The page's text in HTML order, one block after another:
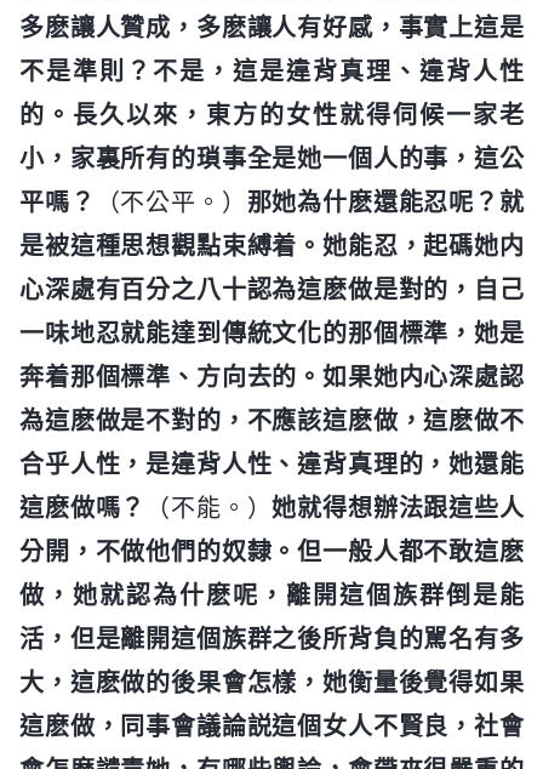
多麽讓人贊成，多麽讓人有好感，事實上這是
不是準則？不是，這是違背真理、違背人性
的。長久以來，東方的女性就得伺候一家老
小，家裏所有的瑣事全是她一個人的事，這公
平嗎？
（不公平。） 那她為什麽還能忍呢？就
是被這種思想觀點束縛着。她能忍，起碼她内
心深處有百分之八十認為這麽做是對的，自己
一味地忍就能達到傳統文化的那個標準，她是
奔着那個標準、方向去的。如果她内心深處認
為這麽做是不對的，不應該這麽做，這麽做不
合乎人性，是違背人性、違背真理的，她還能
這麽做嗎？
（不能。）她就得想辦法跟這些人
分開，不做他們的奴隸。但一般人都不敢這麽
做，她就認為什麽呢，離開這個族群倒是能
活，但是離開這個族群之後所背負的駡名有多
大，這麽做的後果會怎樣，她衡量後覺得如果
這麽做，同事會議論説這個女人不賢良，社會